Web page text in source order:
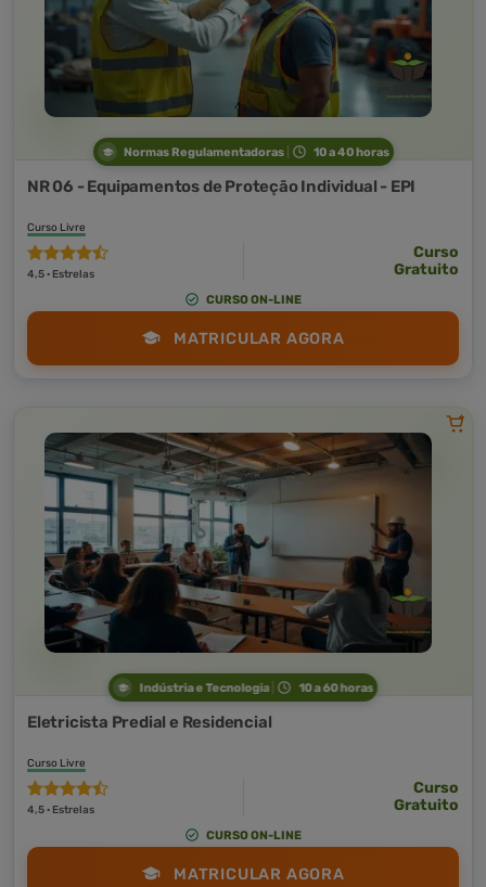
Normas Regulamentadoras 10 a 40 horas
NR 06 - Equipamentos de Proteção Individual - EPI
Curso Livre
4,5 · Estrelas
Curso
Gratuito
CURSO ON-LINE
MATRICULAR AGORA
Indústria e Tecnologia 10 a 60 horas
Eletricista Predial e Residencial
Curso Livre
4,5 · Estrelas
Curso
Gratuito
CURSO ON-LINE
MATRICULAR AGORA